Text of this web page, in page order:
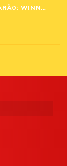
NIEUWJAARSLOTERIJ MONTE DO CASARÃO: WINNAARS VAN 2020